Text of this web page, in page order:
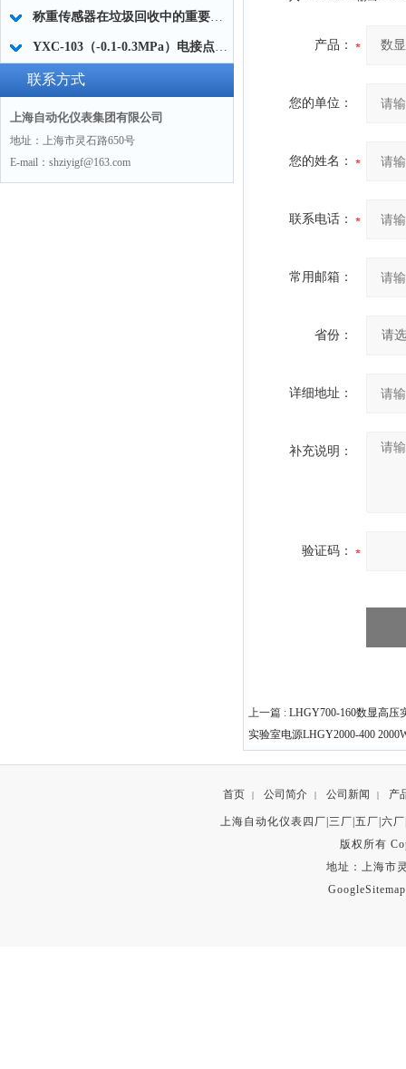
称重传感器在垃圾回收中的重要应用
YXC-103（-0.1-0.3MPa）电接点压力表工作原理
联系方式
上海自动化仪表集团有限公司
地址：上海市灵石路650号
E-mail：shziyigf@163.com
产品：
您的单位：
您的姓名：
联系电话：
常用邮箱：
省份：
详细地址：
补充说明：
验证码：
上一篇 : LHGY700-160数显高压
实验室电源LHGY2000-400
首页 | 公司简介 | 公司新闻 | 产
上海自动化仪表四厂|三厂|五厂|六
版权所有
地址：上海市
GoogleSitemap